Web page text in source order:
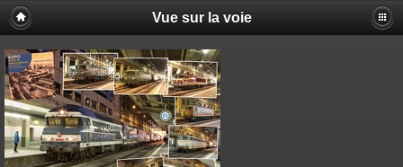
Vue sur la voie